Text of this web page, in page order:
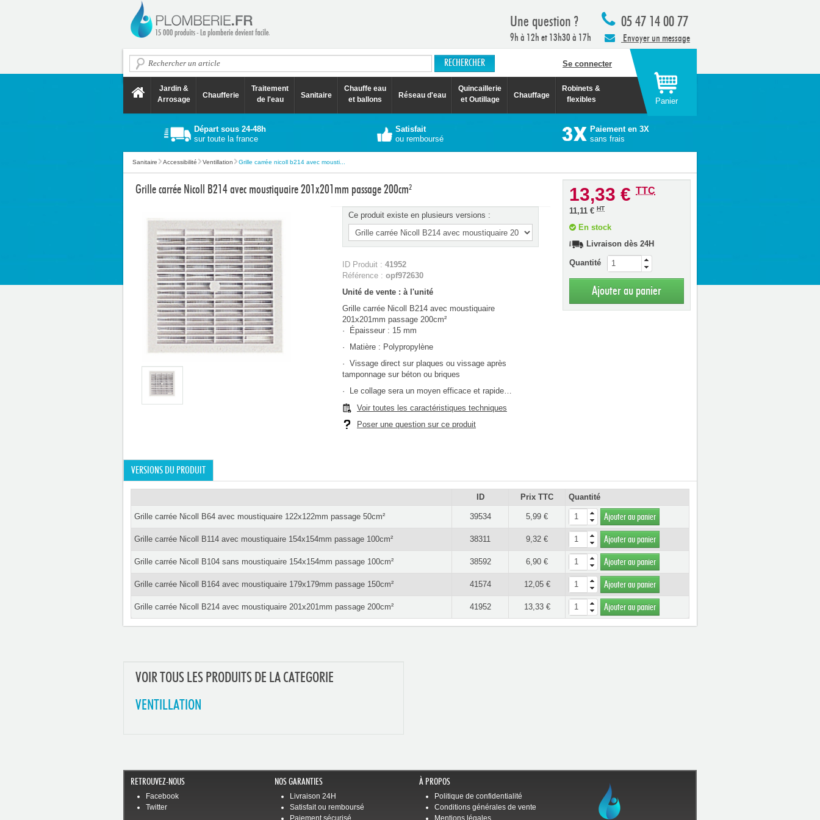
05 47 14 00 77
Envoyer un message
Une question ?
9h à 12h et 13h30 à 17h
Se connecter
Jardin &
Arrosage
Chaufferie
Traitement
de l'eau
Sanitaire
Chauffe eau
et ballons
Réseau d'eau
Quincaillerie
et Outillage
Chauffage
Robinets &
flexibles
Panier
Départ sous 24-48h
sur toute la france
Satisfait
ou remboursé
Paiement en 3X
sans frais
Sanitaire Accessibilité Ventillation Grille carrée nicoll b214 avec mousti...
Grille carrée Nicoll B214 avec moustiquaire 201x201mm passage 200cm²
Ce produit existe en plusieurs versions :
ID Produit : 41952
Référence : opf972630
Unité de vente : à l'unité
Grille carrée Nicoll B214 avec moustiquaire
201x201mm passage 200cm²
· Épaisseur : 15 mm
· Matière : Polypropylène
· Vissage direct sur plaques ou vissage après
tamponnage sur béton ou briques
· Le collage sera un moyen efficace et rapide…
Voir toutes les caractéristiques techniques
Poser une question sur ce produit
13,33 € TTC
11,11 € HT
En stock
Livraison dès 24H
Quantité
Ajouter au panier
VERSIONS DU PRODUIT
ID Prix TTC Quantité
Grille carrée Nicoll B64 avec moustiquaire 122x122mm passage 50cm² 39534 5,99 € Ajouter au panier
Grille carrée Nicoll B114 avec moustiquaire 154x154mm passage 100cm² 38311 9,32 € Ajouter au panier
Grille carrée Nicoll B104 sans moustiquaire 154x154mm passage 100cm² 38592 6,90 € Ajouter au panier
Grille carrée Nicoll B164 avec moustiquaire 179x179mm passage 150cm² 41574 12,05 € Ajouter au panier
Grille carrée Nicoll B214 avec moustiquaire 201x201mm passage 200cm² 41952 13,33 € Ajouter au panier
VOIR TOUS LES PRODUITS DE LA CATEGORIE
VENTILLATION
RETROUVEZ-NOUS
Facebook
Twitter
NOS GARANTIES
Livraison 24H
Satisfait ou remboursé
Paiement sécurisé
À PROPOS
Politique de confidentialité
Conditions générales de vente
Mentions légales